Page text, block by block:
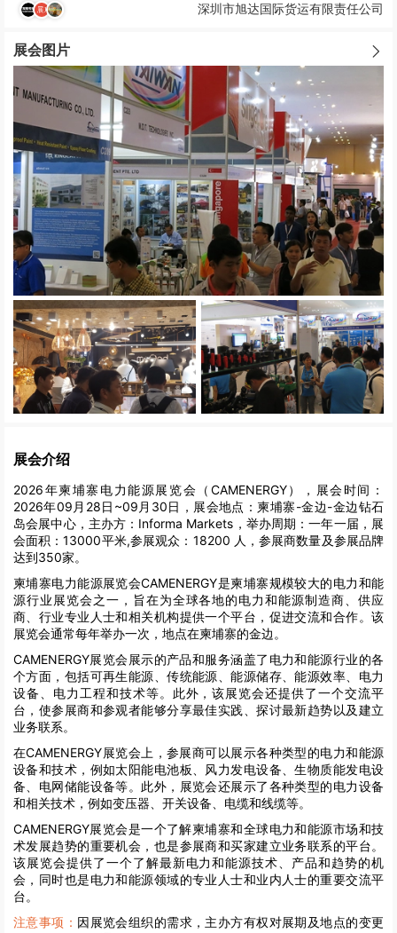
深圳市旭达国际货运有限责任公司
展会图片
展会介绍
2026年柬埔寨电力能源展览会（CAMENERGY），展会时间：
2026年09月28日~09月30日，展会地点：柬埔寨-金边-金边钻石
岛会展中心，主办方：Informa Markets，举办周期：一年一届，展
会面积：13000平米,参展观众：18200 人，参展商数量及参展品牌
达到350家。
柬埔寨电力能源展览会CAMENERGY是柬埔寨规模较大的电力和能
源行业展览会之一，旨在为全球各地的电力和能源制造商、供应
商、行业专业人士和相关机构提供一个平台，促进交流和合作。该
展览会通常每年举办一次，地点在柬埔寨的金边。
CAMENERGY展览会展示的产品和服务涵盖了电力和能源行业的各
个方面，包括可再生能源、传统能源、能源储存、能源效率、电力
设备、电力工程和技术等。此外，该展览会还提供了一个交流平
台，使参展商和参观者能够分享最佳实践、探讨最新趋势以及建立
业务联系。
在CAMENERGY展览会上，参展商可以展示各种类型的电力和能源
设备和技术，例如太阳能电池板、风力发电设备、生物质能发电设
备、电网储能设备等。此外，展览会还展示了各种类型的电力设备
和相关技术，例如变压器、开关设备、电缆和线缆等。
CAMENERGY展览会是一个了解柬埔寨和全球电力和能源市场和技
术发展趋势的重要机会，也是参展商和买家建立业务联系的平台。
该展览会提供了一个了解最新电力和能源技术、产品和趋势的机
会，同时也是电力和能源领域的专业人士和业内人士的重要交流平
台。
注意事项： 因展览会组织的需求，主办方有权对展期及地点的变更